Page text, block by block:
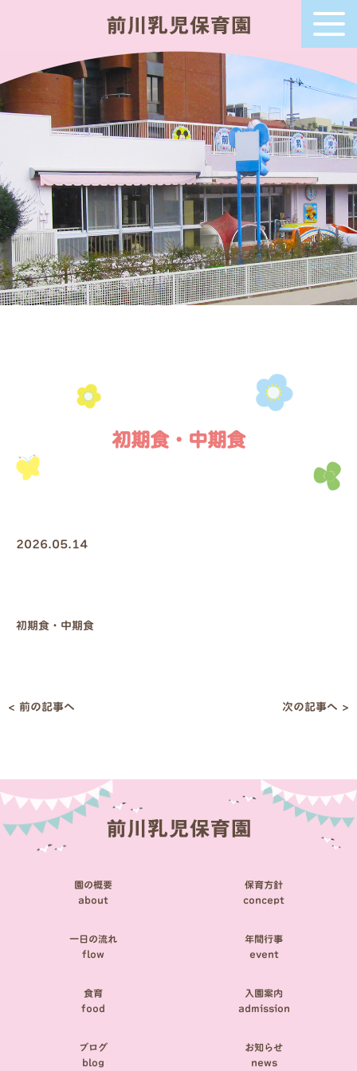
初期食・中期食
2026.05.14
初期食・中期食
投
< 前の記事へ 次の記事へ >
園の概要
about
保育方針
concept
一日の流れ
flow
年間行事
event
食育
food
入園案内
admission
ブログ
blog
お知らせ
news